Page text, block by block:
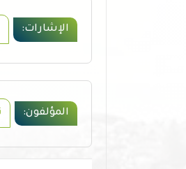
الإشارات:
المؤلفون: